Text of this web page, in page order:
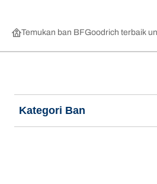
Temukan ban BFGoodrich terbaik
Kategori Ban